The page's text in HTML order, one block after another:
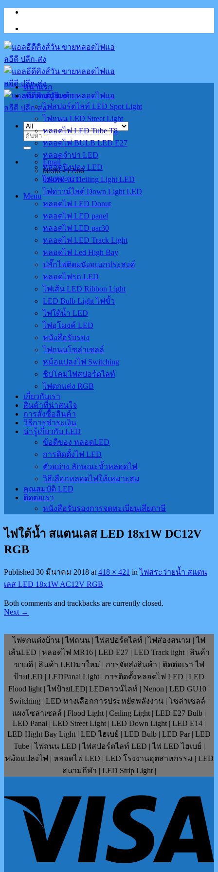
Skip
content
ค้นหา:
Email
08:00 - 17:00
02-070-0711
Menu
หน้าแรก
หมวดหมู่สินค้า
ไฟสปอร์ตไลท์ LED Spot Light
ไฟถนน LED Street Light
หลอดไฟ LED Tube T8
หลอดไฟ BULB LED E27
หลอดจำปา LED
หลอดปิงปอง LED
ไฟเพดาน Ceiling Light LED
ไฟดาวน์ไลต์ Down Light LED
หลอดไฟ LED Donut
หลอดไฟ LED panel
หลอดไฟ LED par30
หลอดไฟ LED Track Light
หลอดไฟ Led High Bay
ปลั๊กไฟติดผนังอเนกประสงค์
หลอดไฟรถ LED
ไฟเส้น LED Ribbon Light
LED Bulb Light ไฟขั้ว
ไฟใต้น้ำ LED
ไฟอุโมงค์ LED
หนังสือรับรอง
ไฟถนนโซล่าเชลล์
หม้อแปลงไฟ Switching
ชิปโคมไฟสปอร์ตไลท์
ไฟตกแต่ง RGB
เกี่ยวกับเรา
สินค้าที่น่าสนใจ
การสั่งซื้อสินค้า
วิธีการชำระเงิน
น่ารู้เกี่ยวกับ LED
ข้อดีของ หลอดLED
การติดตั้งไฟ LED
ตัวอย่าง ลักษณะขั้วหลอดไฟ
วิธีเลือกหลอดไฟให้เหมาะสม
คุณสมบัติ LED
ติดต่อเรา
หนังสือรับรองการจดทะเบียนเสียภาษี
ไฟใต้น้ำ สแตนเลส LED 18x1W DC12V
RGB
Published 30 มีนาคม 2018 at 418 × 421 inไฟสระว่ายน้ำ สแตน
เลส LED 18x1W AC12V RGB
Both comments and trackbacks are currently closed.
Next →
ไฟตกแต่งบ้าน | ไฟถนน | ไฟสปอร์ตไลท์ | ไฟส่องสนาม | ไฟ
เส้นLED | หลอดไฟ MR16 | LED E27 | LED Track light | สินค้า
ขายดี | สินค้า LEDมาใหม่ | การจัดส่งสินค้า | ติดต่อเรา ไฟ
ป้ายLED | LEDPanal Light | การติดตั้งหลอดไฟ LED | LED
Flood light | ไฟป้ายLED| LEDดาวน์ไลท์ | Nenon | LED GU10 |
Switching | LED ทางเลือกการประหยัดพลังงาน | โซล่าเซลล์ |
แผงโซล่าเซลล์ | Flood Light | Ceiling Light | LED E27 Bulb |
LED Panal | LED Street Light | LED Down Light | LED E14 |
LED Hight Bay Light | LED ไฮเบย์ | LED Bulb | LED Par | LED
Tube | ไฟถนน LED | ไฟสปอร์ตไลท์ LED | ไฟ LED ไฮเบย์ |
หม้อแปลงไฟ | หลอดไฟ LED | LED โรงงานอุตสาหกรรม | LED
สนามกีฬา | LED Strip Light |